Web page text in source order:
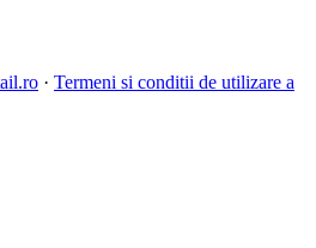
· Termeni si conditii de utilizare a